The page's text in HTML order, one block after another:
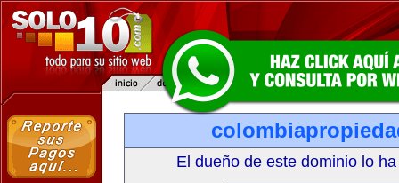
El dueño de este dominio lo